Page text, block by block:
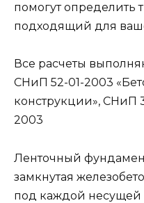
помогут определить
подходящий для
Все расчеты
СНиП 52-01-2003
конструкции», СНиП
2003
Ленточный
замкнутая
под каждой несущей